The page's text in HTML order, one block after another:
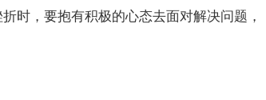
时，要抱有积极的心态去面对解决问题，